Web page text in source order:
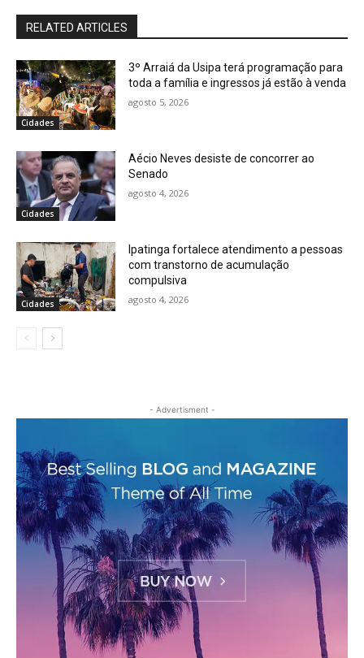
RELATED ARTICLES
Cidades
3º Arraiá da Usipa terá programação para
toda a família e ingressos já estão à venda
agosto 5, 2026
Cidades
Aécio Neves desiste de concorrer ao
Senado
agosto 4, 2026
Cidades
Ipatinga fortalece atendimento a pessoas
com transtorno de acumulação
compulsiva
agosto 4, 2026
- Advertisment -